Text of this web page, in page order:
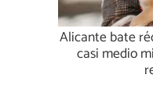
Alicante bate
casi medio